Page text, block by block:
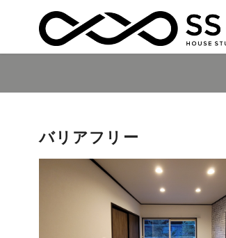
バリアフリー